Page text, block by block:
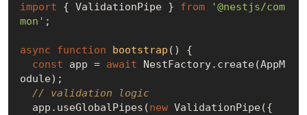
import { ValidationPipe } from
'@nestjs/com
mon' ;
async function bootstrap ( ) {
const app = await NestFactory.create(AppM
odule);
// validation logic
  app.useGlobalPipes(
new ValidationPipe({